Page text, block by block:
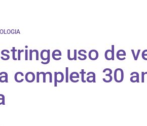
uso de
completa 30